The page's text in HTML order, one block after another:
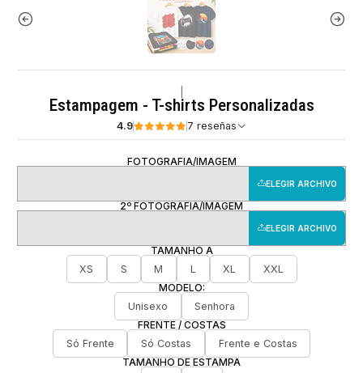
Estampagem - T-shirts Personalizadas
4.9 7 reseñas
FOTOGRAFIA/IMAGEM
ELEGIR ARCHIVO
2º FOTOGRAFIA/IMAGEM
ELEGIR ARCHIVO
TAMANHO A
XS
S M L XL
XXL
MODELO:
Unisexo
Senhora
FRENTE / COSTAS
Só Frente
Só Costas
Frente e Costas
TAMANHO DE ESTAMPA